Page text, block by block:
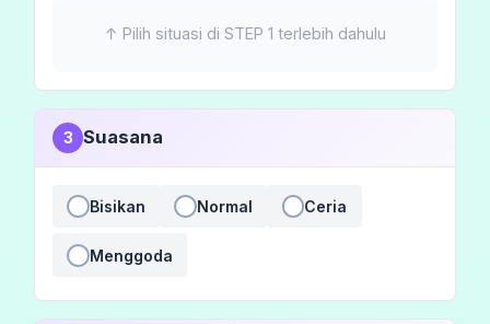
↑ Pilih situasi di STEP 1 terlebih dahulu
3 Suasana
Bisikan Normal Ceria
Menggoda